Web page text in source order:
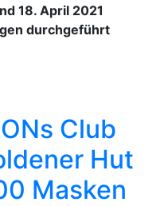
18. April 2021
durchgeführt
Club
Hut
Masken